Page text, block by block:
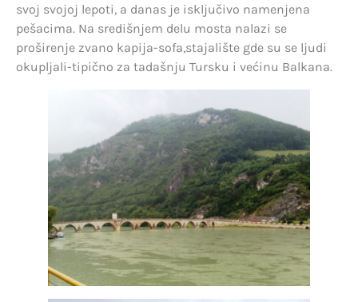
svoj svojoj lepoti, a danas je isključivo namenjena
pešacima. Na središnjem delu mosta nalazi se
proširenje zvano kapija-sofa,stajalište gde su se ljudi
okupljali-tipično za tadašnju Tursku i većinu Balkana.